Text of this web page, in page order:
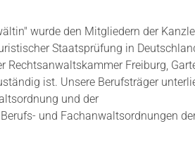
wurde den Mitgliedern der
Staatsprüfung in
Rechtsanwaltskammer Freiburg,
ist. Unsere Berufsträger
und der
und Fachanwaltsordnungen